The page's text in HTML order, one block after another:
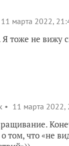
11 марта 2022,
тоже не вижу
11 марта 2022,
том, что «не